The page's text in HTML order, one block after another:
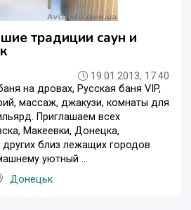
традиции саун и
19.01.2013, 17:40
на дровах, Русская баня VIP,
массаж, джакузи, комнаты для
Приглашаем всех
Макеевки, Донецка,
других близ лежащих городов
уютный ...
Донецьк